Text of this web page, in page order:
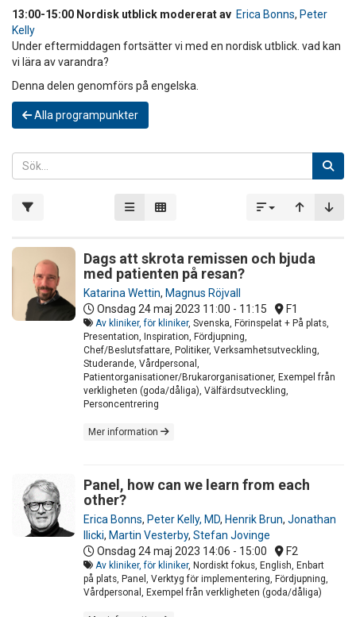
13:00-15:00 Nordisk utblick modererat av Erica Bonns, Peter
Kelly
Under eftermiddagen fortsätter vi med en nordisk utblick. vad kan
vi lära av varandra?
Denna delen genomförs på engelska.
Alla programpunkter
Dags att skrota remissen och bjuda
med patienten på resan?
Katarina Wettin, Magnus Röjvall
Onsdag 24 maj 2023 11:00 - 11:15 F1
Av kliniker, för kliniker, Svenska, Förinspelat + På plats,
Presentation, Inspiration, Fördjupning,
Chef/Beslutsfattare, Politiker, Verksamhetsutveckling,
Studerande, Vårdpersonal,
Patientorganisationer/Brukarorganisationer, Exempel från
verkligheten (goda/dåliga), Välfärdsutveckling,
Personcentrering
Mer information
Panel, how can we learn from each
other?
Erica Bonns, Peter Kelly, MD, Henrik Brun, Jonathan
Ilicki, Martin Vesterby, Stefan Jovinge
Onsdag 24 maj 2023 14:06 - 15:00 F2
Av kliniker, för kliniker, Nordiskt fokus, English, Enbart
på plats, Panel, Verktyg för implementering, Fördjupning,
Vårdpersonal, Exempel från verkligheten (goda/dåliga)